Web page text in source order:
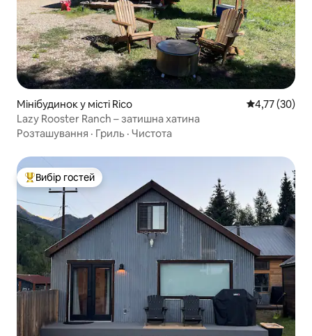
Мінібудинок у місті Rico Середня
4,77 (30)
Lazy Rooster Ranch – затишна хатина
Розташування · Гриль · Чистота
Топ вибір гостей
Вибір гостей